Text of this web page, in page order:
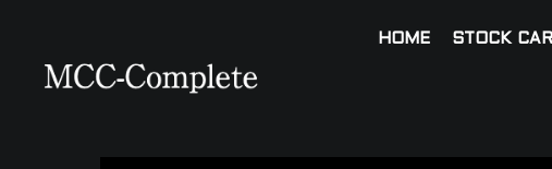
HOME STOCK CAR